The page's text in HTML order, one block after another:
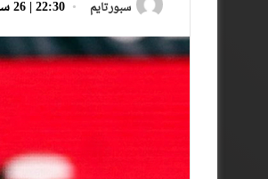
سبورتايم 22:30 | 26 سبتمبر، 2020